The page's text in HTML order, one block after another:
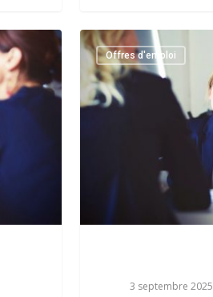
Offres d'emploi
3 septembre 2025